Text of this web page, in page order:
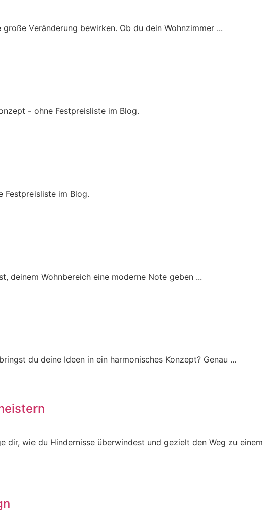
Veränderung bewirken. Ob du dein Wohnzimmer ...
- ohne Festpreisliste im Blog.
Festpreisliste im Blog.
deinem Wohnbereich eine moderne Note geben ...
du deine Ideen in ein harmonisches Konzept? Genau ...
wie du Hindernisse überwindest und gezielt den Weg zu einem